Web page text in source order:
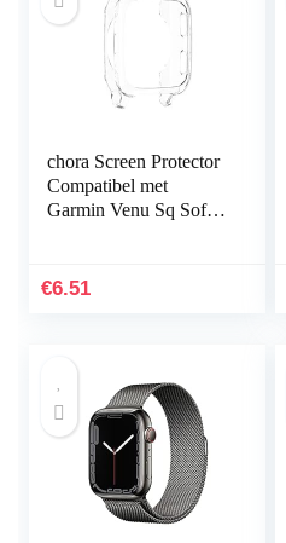
chora Screen Protector
Compatibel met
Garmin Venu Sq Soft
Beschermende Cover
€6.51